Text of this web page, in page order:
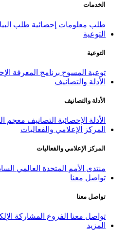
الخدمات
طلب معلومات إحصائية طلب
التوعية
التوعية
توعية المسوح برنامج المعرفة
الأدلة والتصانيف
الأدلة والتصانيف
الأدلة الإحصائية التصانيف معجم
المركز الإعلامي والفعاليات
المركز الإعلامي والفعاليات
منتدى الأمم المتحدة العالمي السادس
تواصل معنا
تواصل معنا
تواصل معنا الفروع المشاركة
المزيد